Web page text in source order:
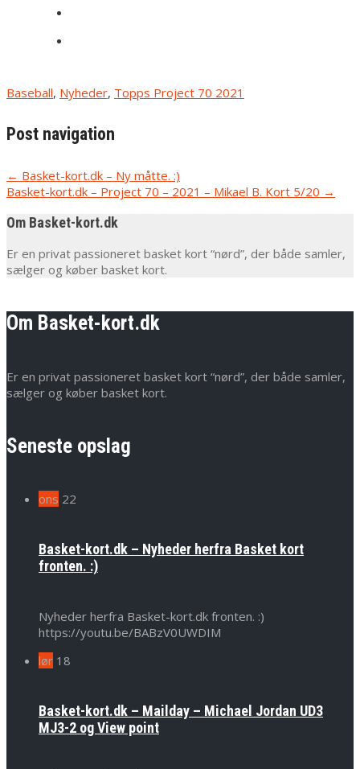
Baseball, Nyheder, Topps Project 70 2021
Post navigation
← Basket-kort.dk – Ny måtte. :)
Basket-kort.dk – Project 70 – 2021 – Mikael B. Kort 5/20 →
Om Basket-kort.dk
Er en privat passioneret basket kort “nørd”, der både samler,
sælger og køber basket kort.
Om Basket-kort.dk
Er en privat passioneret basket kort “nørd”, der både samler,
sælger og køber basket kort.
Seneste opslag
ons 22
Basket-kort.dk – Nyheder herfra Basket kort
fronten. :)
Nyheder herfra Basket-kort.dk fronten. :)
https://youtu.be/BABzV0UWDIM
lør 18
Basket-kort.dk – Mailday – Michael Jordan UD3
MJ3-2 og View point